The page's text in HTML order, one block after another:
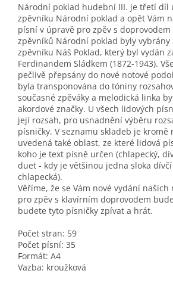
Národní poklad hudební III. je třetí díl
zpěvníku Národní poklad a opět Vám
písní v úpravě pro zpěv s
zpěvníků Národní poklad byly
zpěvníku Náš Poklad, který byl vydán
Ferdinandem Sládkem (1872-1943).
pečlivě přepsány do nové notové
byla transponována do tóniny
současné zpěváky a melodická linka
akordové značky. U všech lidových
její rozsah, pro usnadnění výběru
písničky. V seznamu skladeb je kromě
uvedená také oblast, ze které lidová
koho je text písně určen (chlapecký,
duet - kdy je většinou jedna sloka
chlapecká).
Věříme, že se Vám nové vydání
pro zpěv s klavírním doprovodem
budete tyto písničky zpívat a hrát.
Počet stran: 59
Počet písní: 35
Formát: A4
Vazba: kroužková